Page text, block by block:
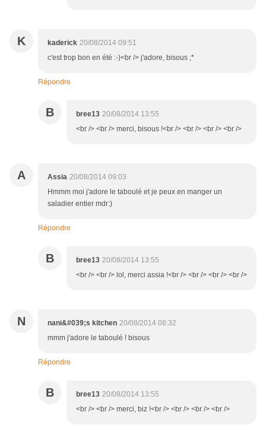
K kaderick 20/08/2014 09:51
c'est trop bon en été :-)<br /> j'adore, bisous ;*
Répondre
B bree13 20/08/2014 13:55
<br /> <br /> merci, bisous !<br /> <br /> <br /> <br />
A Assia 20/08/2014 09:03
Hmmm moi j'adore le taboulé et je peux en manger un
saladier entier mdr:)
Répondre
B bree13 20/08/2014 13:55
<br /> <br /> lol, merci assia !<br /> <br /> <br /> <br />
N nani&#039;s kitchen 20/08/2014 08:32
mmm j'adore le taboulé ! bisous
Répondre
B bree13 20/08/2014 13:55
<br /> <br /> merci, biz !<br /> <br /> <br /> <br />